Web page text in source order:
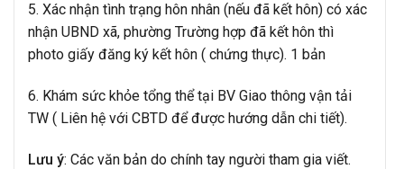
5. Xác nhận tình trạng hôn nhân (nếu đã kết hôn) có xác
nhận UBND xã, phường Trường hợp đã kết hôn thì
photo giấy đăng ký kết hôn ( chứng thực). 1 bản
6. Khám sức khỏe tổng thể tại BV Giao thông vận tải
TW ( Liên hệ với CBTD để được hướng dẫn chi tiết).
Lưu ý: Các văn bản do chính tay người tham gia viết.